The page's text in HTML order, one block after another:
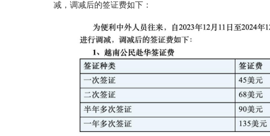
减，调减后的签证费如下：